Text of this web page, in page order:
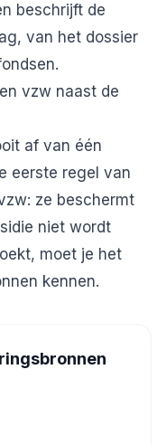
beschrijft de
van het dossier
vzw naast de
af van één
eerste regel van
ze beschermt
niet wordt
moet je het
kennen.